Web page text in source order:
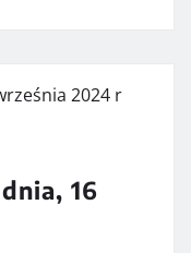
16